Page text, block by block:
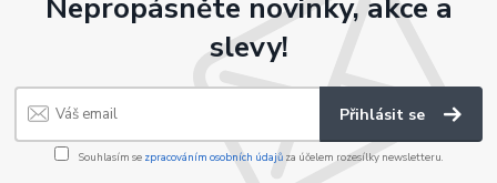
Nepropásněte novinky, akce a
slevy!
Přihlásit se
Souhlasím se zpracováním osobních údajůza účelem rozesílky newsletteru.